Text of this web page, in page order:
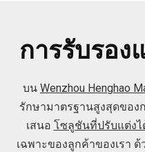
การรับรอง
บน Wenzhou Henghao
รักษามาตรฐานสูงสุดขอ
เสนอ โซลูชันที่ปรับแต่งไ
เฉพาะของลูกค้าของเรา